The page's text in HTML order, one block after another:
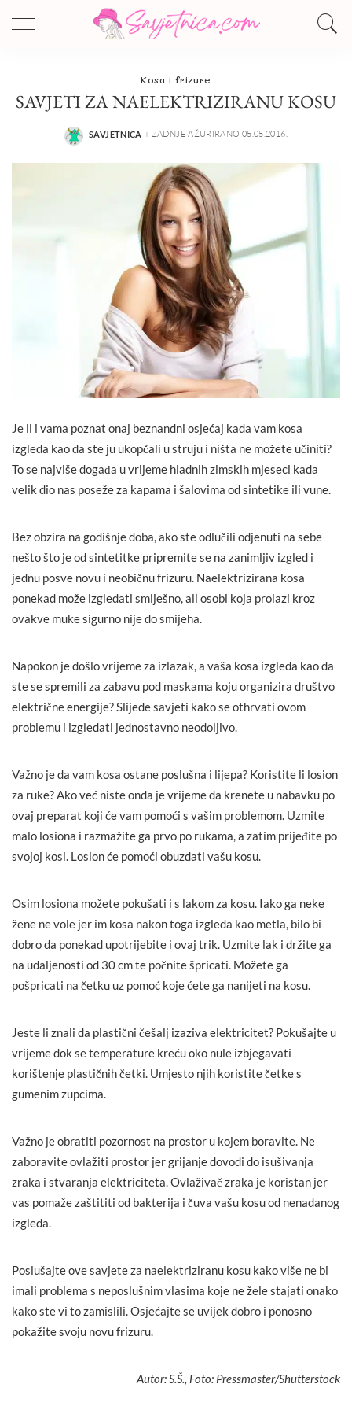
Kosa i frizure
SAVJETI ZA NAELEKTRIZIRANU KOSU
POSTED
SAVJETNICA ZADNJE AŽURIRANO 05.05.2016.
Je li i vama poznat onaj beznandni osjećaj kada vam kosa
izgleda kao da ste ju ukopčali u struju i ništa ne možete učiniti?
To se najviše događa u vrijeme hladnih zimskih mjeseci kada
velik dio nas poseže za kapama i šalovima od sintetike ili vune.
Bez obzira na godišnje doba, ako ste odlučili odjenuti na sebe
nešto što je od sintetitke pripremite se na zanimljiv izgled i
jednu posve novu i neobičnu frizuru. Naelektrizirana kosa
ponekad može izgledati smiješno, ali osobi koja prolazi kroz
ovakve muke sigurno nije do smijeha.
Napokon je došlo vrijeme za izlazak, a vaša kosa izgleda kao da
ste se spremili za zabavu pod maskama koju organizira društvo
električne energije? Slijede savjeti kako se othrvati ovom
problemu i izgledati jednostavno neodoljivo.
Važno je da vam kosa ostane poslušna i lijepa? Koristite li losion
za ruke? Ako već niste onda je vrijeme da krenete u nabavku po
ovaj preparat koji će vam pomoći s vašim problemom. Uzmite
malo losiona i razmažite ga prvo po rukama, a zatim prijeđite po
svojoj kosi. Losion će pomoći obuzdati vašu kosu.
Osim losiona možete pokušati i s lakom za kosu. Iako ga neke
žene ne vole jer im kosa nakon toga izgleda kao metla, bilo bi
dobro da ponekad upotrijebite i ovaj trik. Uzmite lak i držite ga
na udaljenosti od 30 cm te počnite špricati. Možete ga
pošpricati na četku uz pomoć koje ćete ga nanijeti na kosu.
Jeste li znali da plastični češalj izaziva elektricitet? Pokušajte u
vrijeme dok se temperature kreću oko nule izbjegavati
korištenje plastičnih četki. Umjesto njih koristite četke s
gumenim zupcima.
Važno je obratiti pozornost na prostor u kojem boravite. Ne
zaboravite ovlažiti prostor jer grijanje dovodi do isušivanja
zraka i stvaranja elektriciteta. Ovlaživač zraka je koristan jer
vas pomaže zaštititi od bakterija i čuva vašu kosu od nenadanog
izgleda.
Poslušajte ove savjete za naelektriziranu kosu kako više ne bi
imali problema s neposlušnim vlasima koje ne žele stajati onako
kako ste vi to zamislili. Osjećajte se uvijek dobro i ponosno
pokažite svoju novu frizuru.
Autor: S.Š., Foto: Pressmaster/Shutterstock